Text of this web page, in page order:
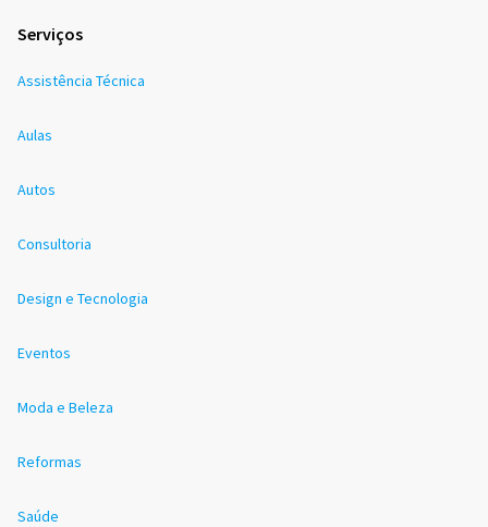
Serviços
Assistência Técnica
Aulas
Autos
Consultoria
Design e Tecnologia
Eventos
Moda e Beleza
Reformas
Saúde